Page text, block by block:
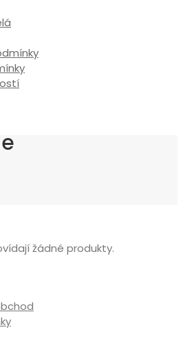
žádné produkty.